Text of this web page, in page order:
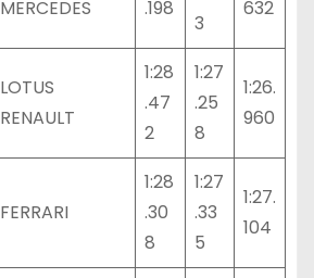
MERCEDES
.198
3
632
LOTUS
RENAULT
1:28
.47
2
1:27
.25
8
1:26.
960
FERRARI
1:28
.30
8
1:27
.33
5
1:27.
104